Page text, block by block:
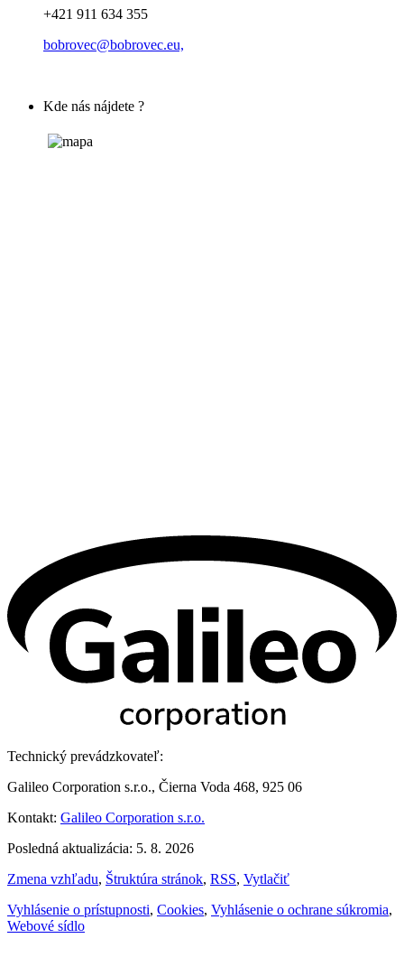
+421 911 634 355
bobrovec@bobrovec.eu,
Kde nás nájdete ?
Technický prevádzkovateľ:
Galileo Corporation s.r.o., Čierna Voda 468, 925 06
Kontakt: Galileo Corporation s.r.o.
Posledná aktualizácia: 5. 8. 2026
Zmena vzhľadu, Štruktúra stránok, RSS, Vytlačiť
Vyhlásenie o prístupnosti, Cookies, Vyhlásenie o ochrane súkromia,
Webové sídlo